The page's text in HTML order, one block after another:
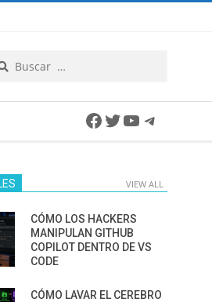
Facebook
Twitter
YouTube
VIEW ALL
CÓMO LOS HACKERS
MANIPULAN GITHUB
COPILOT DENTRO DE VS
CODE
CÓMO LAVAR EL CEREBRO